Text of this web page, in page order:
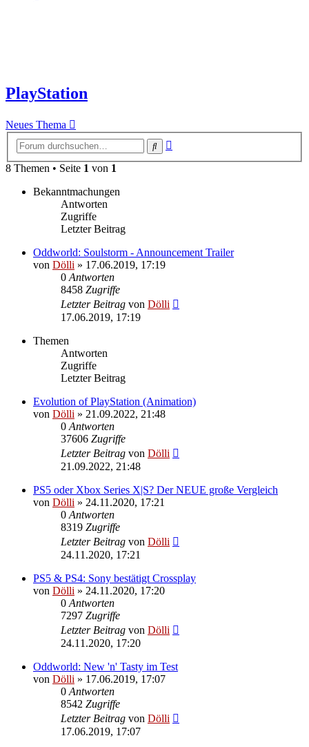
PlayStation
Neues Thema
Suche
8 Themen • Seite 1 von 1
Bekanntmachungen
Antworten
Zugriffe
Letzter Beitrag
Oddworld: Soulstorm - Announcement Trailer
von Dölli » 17.06.2019, 17:19
0 Antworten
8458 Zugriffe
Letzter Beitrag von Dölli
17.06.2019, 17:19
Themen
Antworten
Zugriffe
Letzter Beitrag
Evolution of PlayStation (Animation)
von Dölli » 21.09.2022, 21:48
0 Antworten
37606 Zugriffe
Letzter Beitrag von Dölli
21.09.2022, 21:48
PS5 oder Xbox Series X|S? Der NEUE große Vergleich
von Dölli » 24.11.2020, 17:21
0 Antworten
8319 Zugriffe
Letzter Beitrag von Dölli
24.11.2020, 17:21
PS5 & PS4: Sony bestätigt Crossplay
von Dölli » 24.11.2020, 17:20
0 Antworten
7297 Zugriffe
Letzter Beitrag von Dölli
24.11.2020, 17:20
Oddworld: New 'n' Tasty im Test
von Dölli » 17.06.2019, 17:07
0 Antworten
8542 Zugriffe
Letzter Beitrag von Dölli
17.06.2019, 17:07